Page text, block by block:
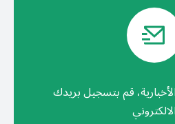
قم بتسجيل بريدك
الالكتروني